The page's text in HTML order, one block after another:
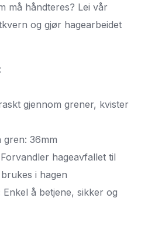
må håndteres? Lei vår
og gjør hagearbeidet
gjennom grener, kvister
gren: 36mm
hageavfallet til
i hagen
å betjene, sikker og